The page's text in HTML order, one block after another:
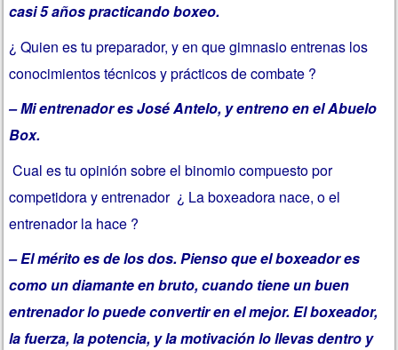
casi 5 años practicando boxeo.
¿ Quien es tu preparador, y en que gimnasio entrenas los
conocimientos técnicos y prácticos de combate ?
– Mi entrenador es José Antelo, y entreno en el Abuelo
Box.
Cual es tu opinión sobre el binomio compuesto por
competidora y entrenador ¿ La boxeadora nace, o el
entrenador la hace ?
– El mérito es de los dos. Pienso que el boxeador es
como un diamante en bruto, cuando tiene un buen
entrenador lo puede convertir en el mejor. El boxeador,
la fuerza, la potencia, y la motivación lo llevas dentro y